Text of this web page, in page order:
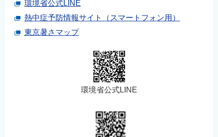
環境省公式LINE
熱中症予防情報サイト（スマートフォン用）
東京暑さマップ
環境省公式LINE